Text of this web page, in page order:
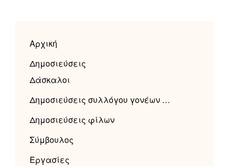
Αρχική
Δημοσιεύσεις
Δάσκαλοι
Δημοσιεύσεις συλλόγου γονέων …
Δημοσιεύσεις φίλων
Σύμβουλος
Εργασίες